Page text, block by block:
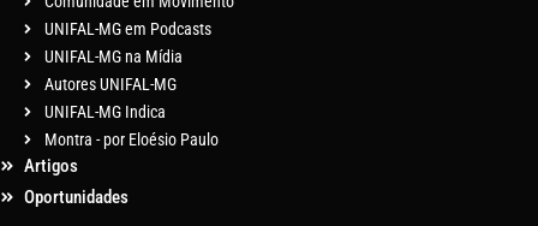
UNIFAL-MG em Podcasts
UNIFAL-MG na Mídia
Autores UNIFAL-MG
UNIFAL-MG Indica
Montra - por Eloésio Paulo
Artigos
Oportunidades